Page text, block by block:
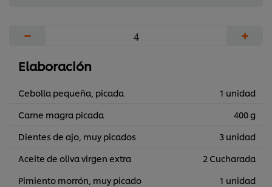
− +
Elaboración
Cebolla pequeña, picada
1 unidad
Carne magra picada
400 g
Dientes de ajo, muy picados
3 unidad
Aceite de oliva virgen extra
2 Cucharada
Pimiento morrón, muy picado
1 unidad